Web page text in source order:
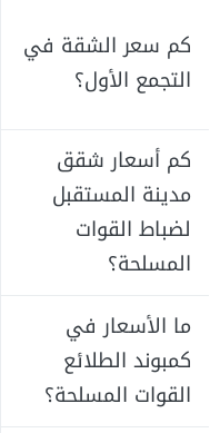
كم سعر الشقة في
التجمع الأول؟
كم أسعار شقق
مدينة المستقبل
لضباط القوات
المسلحة؟
ما الأسعار في
كمبوند الطلائع
القوات المسلحة؟